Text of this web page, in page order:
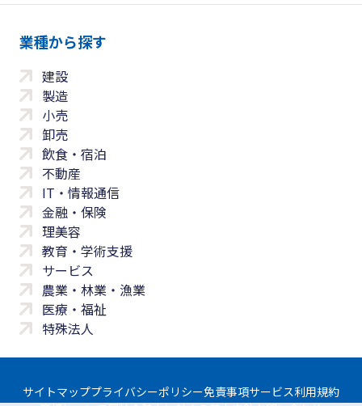
業種から探す
建設
製造
小売
卸売
飲食・宿泊
不動産
IT・情報通信
金融・保険
理美容
教育・学術支援
サービス
農業・林業・漁業
医療・福祉
特殊法人
サイトマッププライバシーポリシー免責事項サービス利用規約